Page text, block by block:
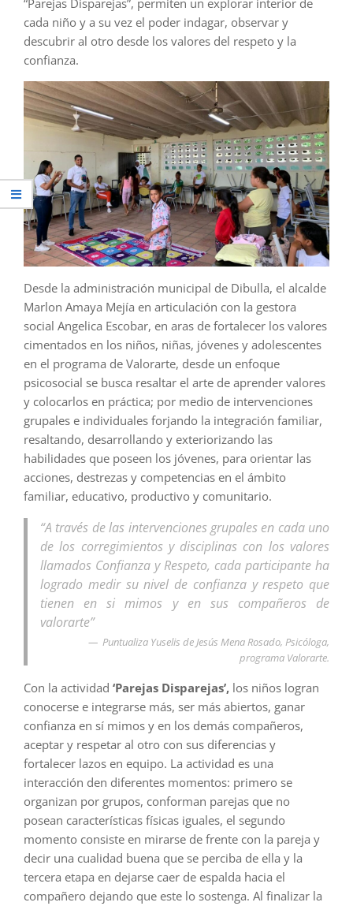
“Parejas Disparejas”, permiten un explorar interior de
cada niño y a su vez el poder indagar, observar y
descubrir al otro desde los valores del respeto y la
confianza.
Desde la administración municipal de Dibulla, el alcalde
Marlon Amaya Mejía en articulación con la gestora
social Angelica Escobar, en aras de fortalecer los valores
cimentados en los niños, niñas, jóvenes y adolescentes
en el programa de Valorarte, desde un enfoque
psicosocial se busca resaltar el arte de aprender valores
y colocarlos en práctica; por medio de intervenciones
grupales e individuales forjando la integración familiar,
resaltando, desarrollando y exteriorizando las
habilidades que poseen los jóvenes, para orientar las
acciones, destrezas y competencias en el ámbito
familiar, educativo, productivo y comunitario.
“A través de las intervenciones grupales en cada uno
de los corregimientos y disciplinas con los valores
llamados Confianza y Respeto, cada participante ha
logrado medir su nivel de confianza y respeto que
tienen en si mimos y en sus compañeros de
valorarte”
Puntualiza Yuselis de Jesús Mena Rosado, Psicóloga,
programa Valorarte.
Con la actividad ‘Parejas Disparejas’, los niños logran
conocerse e integrarse más, ser más abiertos, ganar
confianza en sí mimos y en los demás compañeros,
aceptar y respetar al otro con sus diferencias y
fortalecer lazos en equipo. La actividad es una
interacción den diferentes momentos: primero se
organizan por grupos, conforman parejas que no
posean características físicas iguales, el segundo
momento consiste en mirarse de frente con la pareja y
decir una cualidad buena que se perciba de ella y la
tercera etapa en dejarse caer de espalda hacia el
compañero dejando que este lo sostenga. Al finalizar la